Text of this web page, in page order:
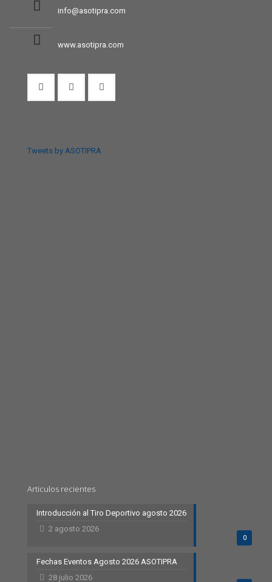
info@asotipra.com
www.asotipra.com
Tweets by ASOTIPRA
Articulos recientes
0
Introducción al Tiro Deportivo agosto 2026
2 agosto 2026
Fechas Eventos Agosto 2026 ASOTIPRA
28 julio 2026